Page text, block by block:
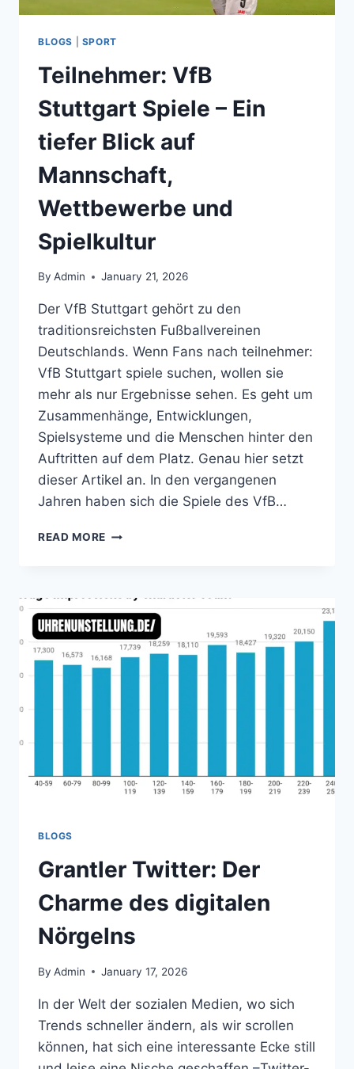
BLOGS SPORT
Teilnehmer: VfB
Stuttgart Spiele – Ein
tiefer Blick auf
Mannschaft,
Wettbewerbe und
Spielkultur
By Admin January 21, 2026
Der VfB Stuttgart gehört zu den
traditionsreichsten Fußballvereinen
Deutschlands. Wenn Fans nach teilnehmer:
VfB Stuttgart spiele suchen, wollen sie
mehr als nur Ergebnisse sehen. Es geht um
Zusammenhänge, Entwicklungen,
Spielsysteme und die Menschen hinter den
Auftritten auf dem Platz. Genau hier setzt
dieser Artikel an. In den vergangenen
Jahren haben sich die Spiele des VfB…
READ MORE TEILNEHMER:
–
EIN
TIEFER
BLICK
AUF
BLOGS
Grantler Twitter: Der
Charme des digitalen
Nörgelns
By Admin January 17, 2026
In der Welt der sozialen Medien, wo sich
Trends schneller ändern, als wir scrollen
können, hat sich eine interessante Ecke still